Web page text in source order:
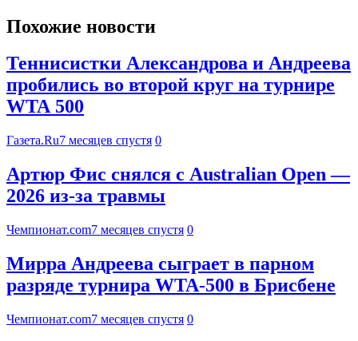
Похожие новости
Теннисистки Александрова и Андреева
пробились во второй круг на турнире
WTA 500
Газета.Ru7 месяцев спустя 0
Артюр Фис снялся с Australian Open —
2026 из-за травмы
Чемпионат.com7 месяцев спустя 0
Мирра Андреева сыграет в парном
разряде турнира WTA-500 в Брисбене
Чемпионат.com7 месяцев спустя 0